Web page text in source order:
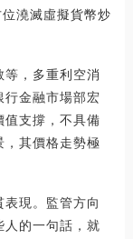
澆滅虛擬貨幣炒
等，多重利空消
行金融市場部宏
值支撐，不具備
，其價格走勢極
現。監管方向
人的一句話，就